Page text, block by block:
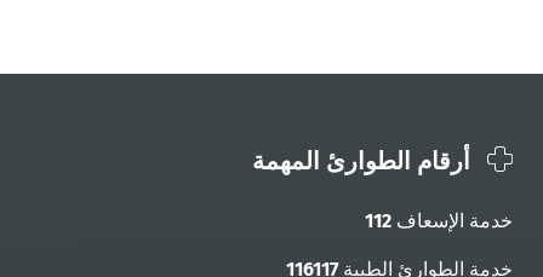
أرقام الطوارئ المهمة
خدمة الإسعاف 112
خدمة الطوارئ الطبية116117